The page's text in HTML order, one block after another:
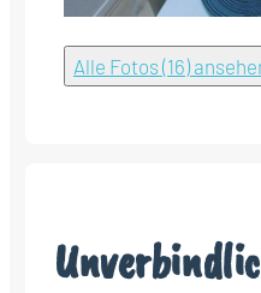
Alle Fotos (16)